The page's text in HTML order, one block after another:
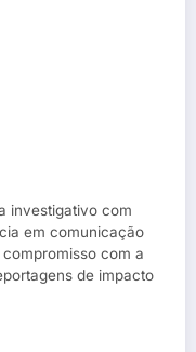
investigativo com
em comunicação
com a
de impacto